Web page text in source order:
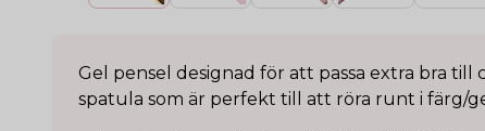
Gel pensel designad för att passa extra bra till
spatula som är perfekt till att röra runt i färg/